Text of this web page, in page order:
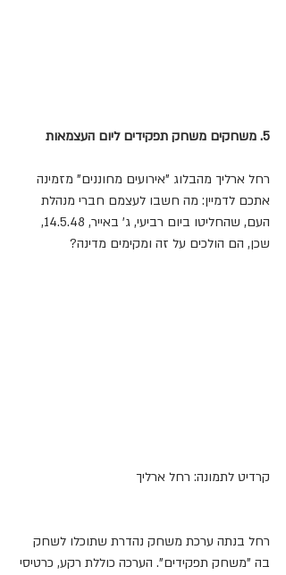
5. משחקים משחק תפקידים ליום העצמאות
רחל ארליך מהבלוג "אירועים מחוננים" מזמינה
אתכם לדמיין: מה חשבו לעצמם חברי מנהלת
העם, שהחליטו ביום רביעי, ג' באייר, 14.5.48,
שכן, הם הולכים על זה ומקימים מדינה?
קרדיט לתמונה: רחל ארליך
רחל בנתה ערכת משחק נהדרת שתוכלו לשחק
בה "משחק תפקידים". הערכה כוללת רקע, כרטיסי